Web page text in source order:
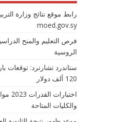
رابط موقع نتائج وزارة
moed.gov.sy
فرص التعليم والمنح
الروسية
ستاندرد تشارترد: توقعات
120 ألف دولار
والكليات المتاحة